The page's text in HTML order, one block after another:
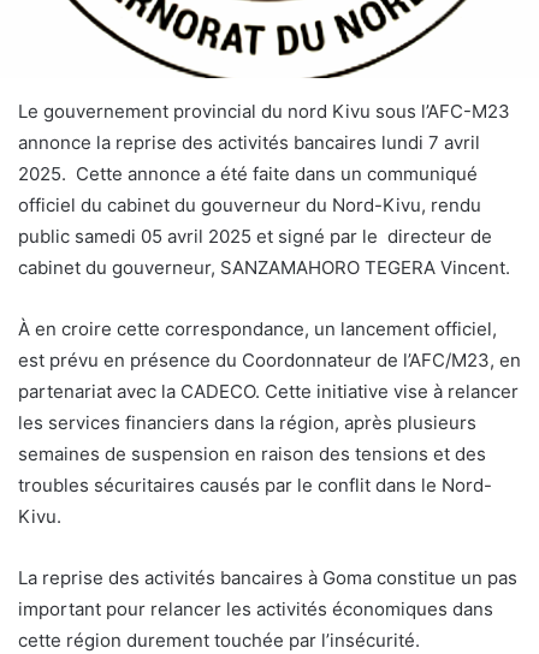
Le gouvernement provincial du nord Kivu sous l’AFC-M23
annonce la reprise des activités bancaires lundi 7 avril
2025. Cette annonce a été faite dans un communiqué
officiel du cabinet du gouverneur du Nord-Kivu, rendu
public samedi 05 avril 2025 et signé par le directeur de
cabinet du gouverneur, SANZAMAHORO TEGERA Vincent.
À en croire cette correspondance, un lancement officiel,
est prévu en présence du Coordonnateur de l’AFC/M23, en
partenariat avec la CADECO. Cette initiative vise à relancer
les services financiers dans la région, après plusieurs
semaines de suspension en raison des tensions et des
troubles sécuritaires causés par le conflit dans le Nord-
Kivu.
La reprise des activités bancaires à Goma constitue un pas
important pour relancer les activités économiques dans
cette région durement touchée par l’insécurité.